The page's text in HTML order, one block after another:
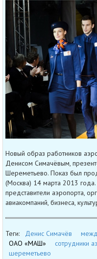
Новый образ работников
Денисом Симачёвым,
Шереметьево. Показ был
(Москва) 14 марта 2013 года.
представители аэропорта,
авиакомпаний, бизнеса,
Теги: Денис Симачёв
ОАО «МАШ»
сотрудники
шереметьево